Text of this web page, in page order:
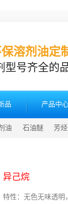
溶剂油定
型号齐全的
品 产品中
油 石油醚 芳
异己烷
特性：无色无味透明